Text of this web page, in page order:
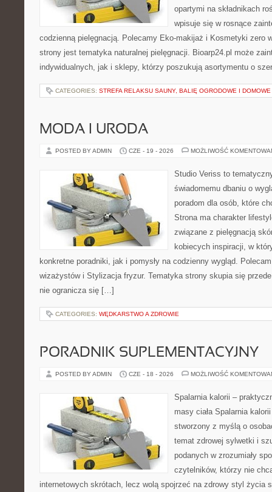
opartymi na składnikach
wpisuje się w rosnące
codzienną pielęgnacją. Polecamy Eko-makijaż i Kosmetyki zero
strony jest tematyka naturalnej pielęgnacji. Bioarp24.pl może
indywidualnych, jak i sklepy, którzy poszukują asortymentu o
CATEGORIES: STREFA RELAKSU SAUNY, BALIĘ OGRODOWE I DOMOWE
MODA I URODA
POSTED BY ADMIN CZE - 19 - 2026 MOŻLIWOŚĆ
Studio Veriss to
świadomemu dbaniu o
poradom dla osób, które
Strona ma charakter
związane z pielęgnacją
kobiecych inspiracji, w
konkretne poradniki, jak i pomysły na codzienny wygląd.
wizażystów i Stylizacja fryzur. Tematyka strony skupia się
nie ogranicza się […]
CATEGORIES: WĘDKARSTWO A ZDROWIE
PORADNIK SUPLEMENTACYJNY
POSTED BY ADMIN CZE - 18 - 2026 MOŻLIWOŚĆ
Spalarnia kalorii –
masy ciała Spalarnia
stworzony z myślą o
temat zdrowej sylwetki i
podanych w zrozumiały
czytelników, którzy nie
internetowych skrótach, lecz wolą spojrzeć na zdrowy styl życia